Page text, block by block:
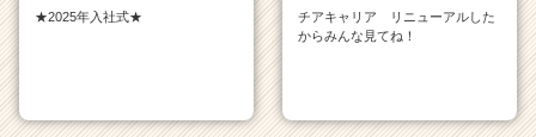
★2025年入社式★
チアキャリア リニューアルした
からみんな見てね！